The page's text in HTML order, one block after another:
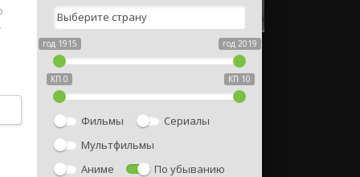
год 1915 год 2019
КП 0 КП 10
Фильмы
Сериалы
Мультфильмы
Аниме
По убыванию